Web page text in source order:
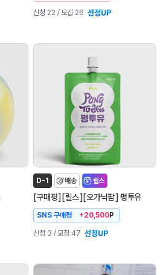
신청 22 / 모집 26
D-1 배송 릴스
[구매평] [릴스] [오가닉팜] 펑투유
SNS 구매평 +20,500P
신청 3 / 모집 47